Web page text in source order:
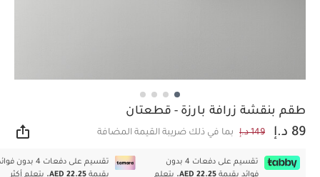
طقم بنقشة زرافة بارزة - قطعتان
89 د.إ 149 د.إ بما في ذلك ضريبة القيمة المضافة
تقسيم على دفعات 4 بدون
فوائد بقيمة AED 22.25.
يتعلم
تقسيم على دفعات 4 بدون
بقيمةAED 22.25. يتعلم أكثر